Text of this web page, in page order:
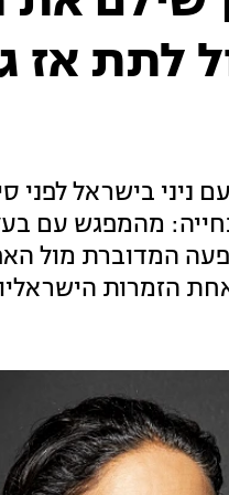
לתת אז
ניני בישראל לפני
המדוברת מול
הזמרות